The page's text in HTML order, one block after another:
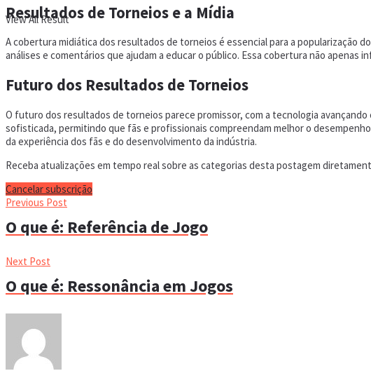
View All Result
Resultados de Torneios e a Mídia
A cobertura midiática dos resultados de torneios é essencial para a popularização
análises e comentários que ajudam a educar o público. Essa cobertura não
Futuro dos Resultados de Torneios
O futuro dos resultados de torneios parece promissor, com a tecnologia
sofisticada, permitindo que fãs e profissionais compreendam melhor o
da experiência dos fãs e do desenvolvimento da indústria.
Receba atualizações em tempo real sobre as categorias desta postagem
Cancelar subscrição
Previous Post
O que é: Referência de Jogo
Next Post
O que é: Ressonância em Jogos